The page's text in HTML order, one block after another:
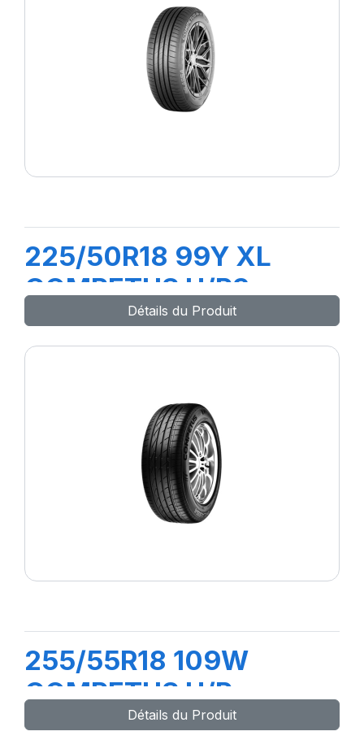
225/50R18 99Y XL
COMPETUS H/P3
Détails du Produit
255/55R18 109W
COMPETUS H/P
Détails du Produit